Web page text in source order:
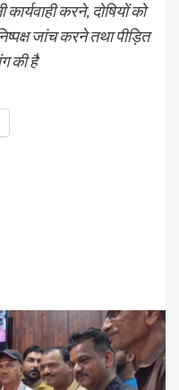
करने, दोषियों को
जांच करने तथा पीड़ित
की है